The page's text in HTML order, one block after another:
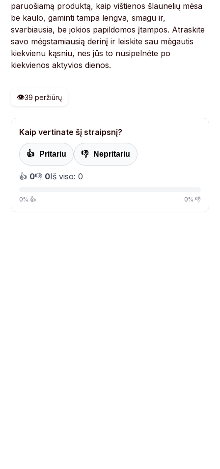
paruošiamą produktą, kaip vištienos šlaunelių mėsa
be kaulo, gaminti tampa lengva, smagu ir,
svarbiausia, be jokios papildomos įtampos. Atraskite
savo mėgstamiausią derinį ir leiskite sau mėgautis
kiekvienu kąsniu, nes jūs to nusipelnėte po
kiekvienos aktyvios dienos.
👁️39 peržiūrų
Kaip vertinate šį straipsnį?
👍 Pritariu 👎 Nepritariu
👍 0👎 0Iš viso: 0
0% 👍 0% 👎